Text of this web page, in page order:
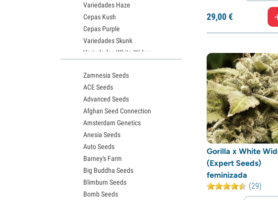
29,00€
Gorilla x White
(Expert Seeds)
feminizada
(29)
Variedades Haze
Cepas Kush
Cepas Purple
Variedades Skunk
Variedades White Widow
Semillas de Granddaddy Purple
Semillas de OG Kush
Semillas de Blue Dream
Semillas de Lemon Haze
Semillas de Bruce Banner
Semillas de Gelato
Semillas de Sour Diesel
Semillas de Jack Herer
Semillas de Girl Scout Cookies
Semillas de Wedding Cake
Semillas de Zkittlez
Zamnesia Seeds
ACE Seeds
Advanced Seeds
Afghan Seed Connection
Amsterdam Genetics
Anesia Seeds
Auto Seeds
Barney's Farm
Big Buddha Seeds
Blimburn Seeds
Bomb Seeds